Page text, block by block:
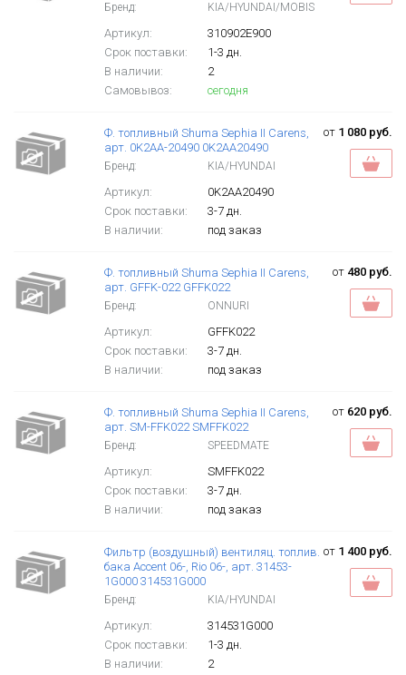
Бренд: KIA/HYUNDAI/MOBIS
Артикул:
310902E900
Срок поставки:
1-3 дн.
В наличии:
2
Самовывоз:
сегодня
Ф. топливный Shuma Sephia II Carens,
арт. 0K2AA-20490 0K2AA20490
Бренд: KIA/HYUNDAI
Артикул:
0K2AA20490
Срок поставки:
3-7 дн.
В наличии:
под заказ
от 1 080 руб.
Ф. топливный Shuma Sephia II Carens,
арт. GFFK-022 GFFK022
Бренд: ONNURI
Артикул:
GFFK022
Срок поставки:
3-7 дн.
В наличии:
под заказ
от 480 руб.
Ф. топливный Shuma Sephia II Carens,
арт. SM-FFK022 SMFFK022
Бренд: SPEEDMATE
Артикул:
SMFFK022
Срок поставки:
3-7 дн.
В наличии:
под заказ
от 620 руб.
Фильтр (воздушный) вентиляц. топлив.
бака Accent 06-, Rio 06-, арт. 31453-
1G000 314531G000
Бренд: KIA/HYUNDAI
Артикул:
314531G000
Срок поставки:
1-3 дн.
В наличии:
2
от 1 400 руб.